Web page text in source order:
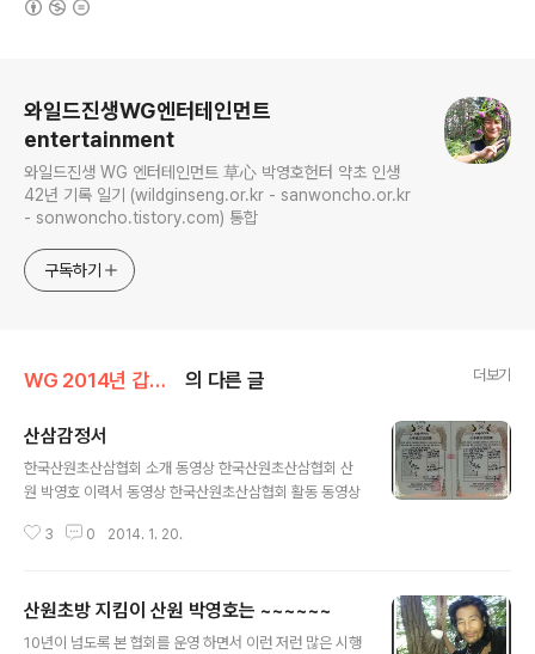
와일드진생WG엔터테인먼트
entertainment
와일드진생 WG 엔터테인먼트 草心 박영호헌터 약초 인생
42년 기록 일기 (wildginseng.or.kr - sanwoncho.or.kr
- sonwoncho.tistory.com) 통합
구독하기
WG 2014년 갑오년 기록 의 다른 글 더보기
산삼감정서
한국산원초산삼협회 소개 동영상 한국산원초산삼협회 산
원 박영호 이력서 동영상 한국산원초산삼협회 활동 동영상
3 0 2014. 1. 20.
산원초방 지킴이 산원 박영호는 ~~~~~~
10년이 넘도록 본 협회를 운영 하면서 이런 저런 많은 시행